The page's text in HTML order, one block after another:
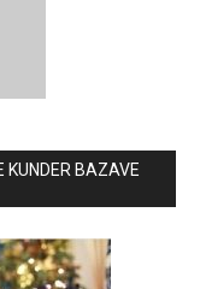
KUNDER BAZAVE